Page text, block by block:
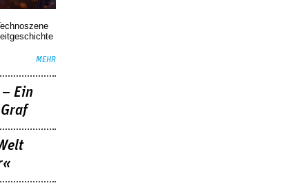
MEHR
Ein